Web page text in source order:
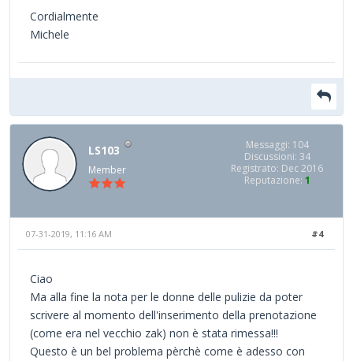
Cordialmente
Michele
LS103
Member
Messaggi: 104
Discussioni: 34
Registrato: Dec 2016
Reputazione: 1
#4
07-31-2019, 11:16 AM
Ciao
Ma alla fine la nota per le donne delle pulizie da poter
scrivere al momento dell'inserimento della prenotazione
(come era nel vecchio zak) non è stata rimessa!!!
Questo è un bel problema pèrchè come è adesso con